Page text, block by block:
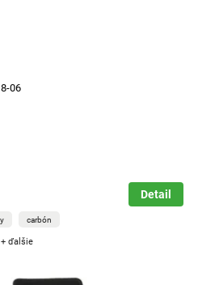
06
Detail
carbón
+ ďalšie